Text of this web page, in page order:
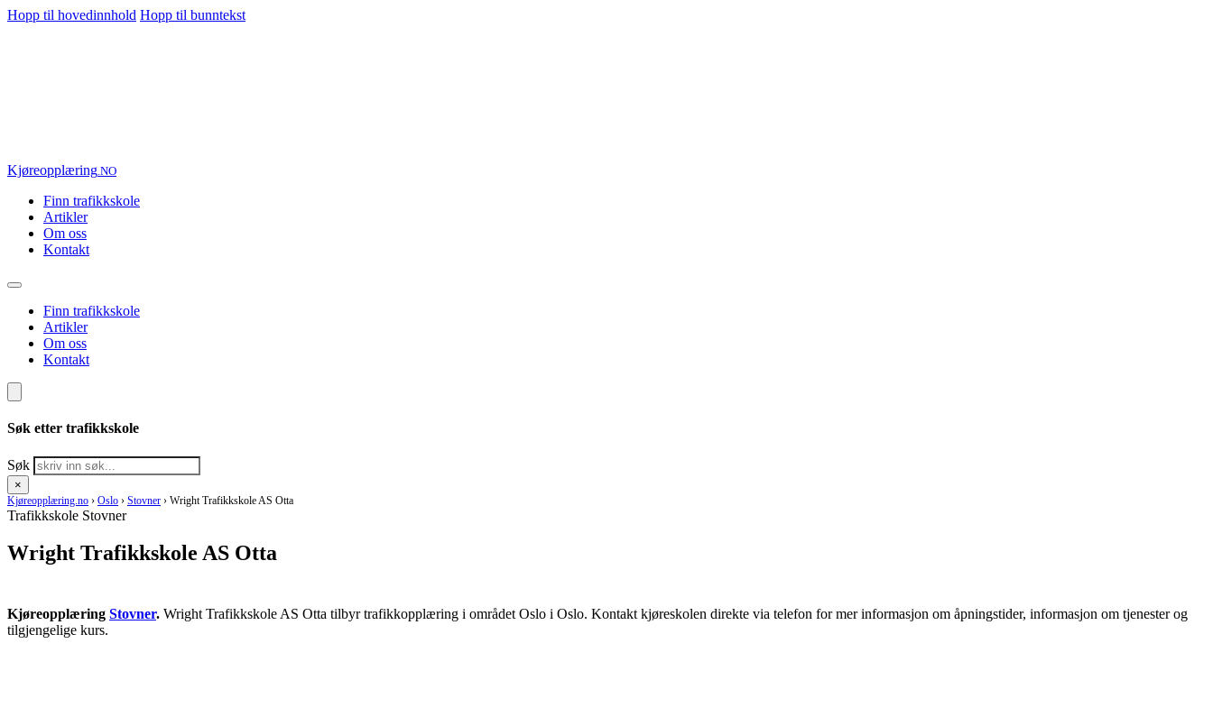
Hopp til hovedinnhold Hopp til bunntekst
Kjøreopplæring.NO
Finn trafikkskole
Artikler
Om oss
Kontakt
Finn trafikkskole
Artikler
Om oss
Kontakt
Søk etter trafikkskole
Søk
×
Kjøreopplæring.no › Oslo › Stovner › Wright Trafikkskole AS Otta
Trafikkskole Stovner
Wright Trafikkskole AS Otta
Kjøreopplæring Stovner. Wright Trafikkskole AS Otta tilbyr trafikkopplæring i området Oslo i Oslo. Kontakt kjøreskolen direkte via telefon for mer informasjon om åpningstider, informasjon om tjenester og
tilgjengelige kurs.